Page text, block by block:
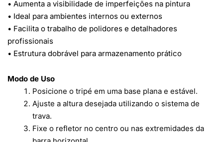
• Aumenta a visibilidade de imperfeições na pintura
• Ideal para ambientes internos ou externos
• Facilita o trabalho de polidores e detalhadores
profissionais
• Estrutura dobrável para armazenamento prático
Modo de Uso
Posicione o tripé em uma base plana e estável.
Ajuste a altura desejada utilizando o sistema de
trava.
Fixe o refletor no centro ou nas extremidades da